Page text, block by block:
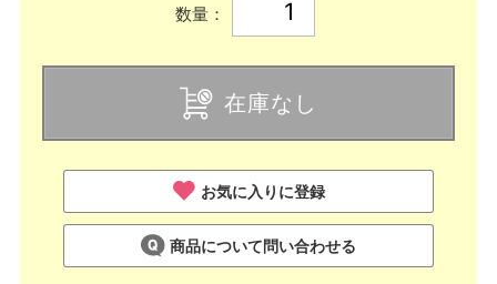
数量：
在庫なし
お気に入りに登録
商品について問い合わせる